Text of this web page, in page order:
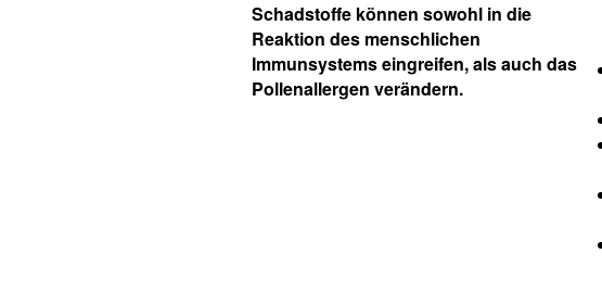
Schadstoffe können sowohl in die
Reaktion des menschlichen
Immunsystems eingreifen, als auch das
Pollenallergen verändern.